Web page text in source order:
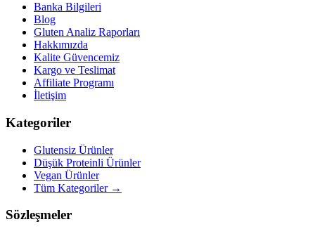
Banka Bilgileri
Blog
Gluten Analiz Raporları
Hakkımızda
Kalite Güvencemiz
Kargo ve Teslimat
Affiliate Programı
İletişim
Kategoriler
Glutensiz Ürünler
Düşük Proteinli Ürünler
Vegan Ürünler
Tüm Kategoriler →
Sözleşmeler